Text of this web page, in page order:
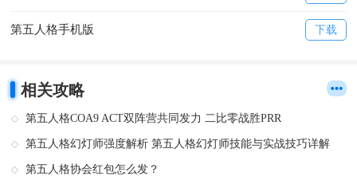
第五人格手机版 下载
相关攻略
第五人格COA9 ACT双阵营共同发力 二比零战胜PRR
第五人格幻灯师强度解析 第五人格幻灯师技能与实战技巧详解
第五人格协会红包怎么发？